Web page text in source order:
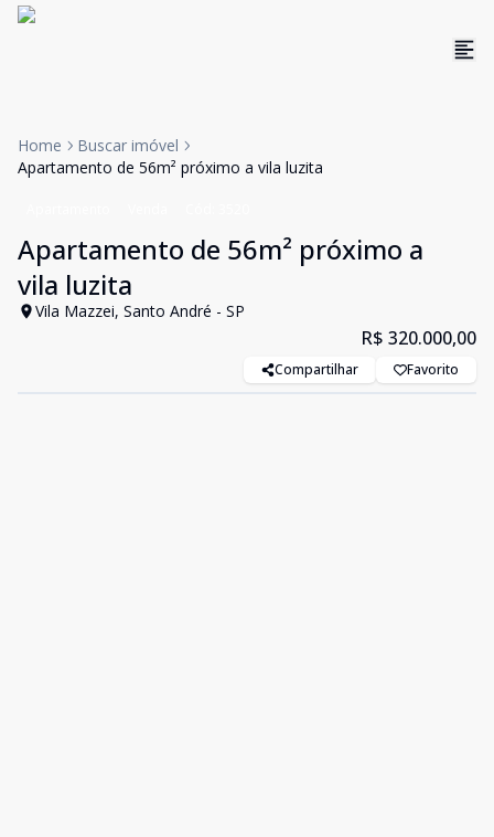
Home
Buscar imóvel
Apartamento de 56m² próximo a vila luzita
Apartamento de 56m² próximo a
vila luzita
Vila Mazzei, Santo André - SP
R$ 320.000,00
Compartilhar Favorito